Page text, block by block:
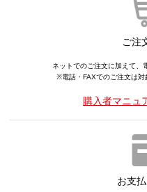
ご注
ネットでのご注文に加えて、
※電話・FAXでのご注文は対
購入者マニュ
お支